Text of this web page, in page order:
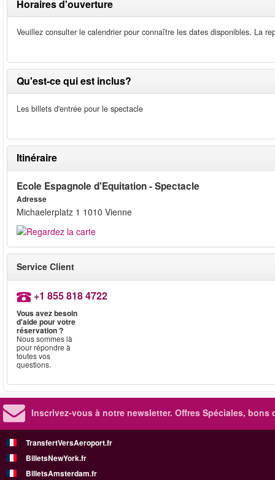
Horaires d'ouverture
Veuillez consulter le calendrier pour connaître les dates disponibles. La
Qu'est-ce qui est inclus?
Les billets d'entrée pour le spectacle
Itinéraire
Ecole Espagnole d'Equitation - Spectacle
Adresse
Michaelerplatz 1 1010 Vienne
Service Client
+1 855 818 4722
Vous avez besoin
d'aide pour votre
réservation ?
Nous sommes là
pour répondre à
toutes vos
questions.
Inscrivez-vous à notre newsletter. Offres Spéciales, bons
TransfertVersAeroport.fr
BilletsNewYork.fr
BilletsAmsterdam.fr